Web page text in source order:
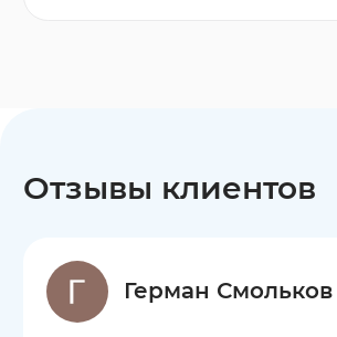
Отзывы клиентов
Герман Смольков